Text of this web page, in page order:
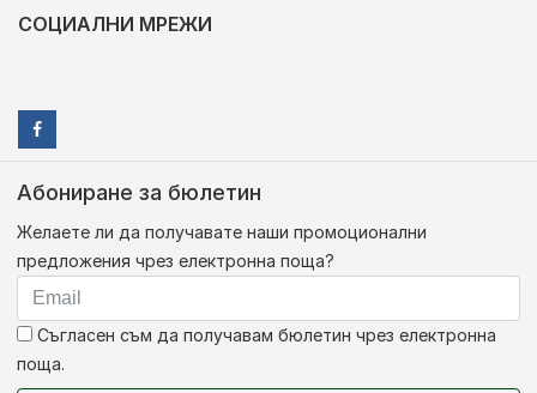
СОЦИАЛНИ МРЕЖИ
Абониране за бюлетин
Желаете ли да получавате наши промоционални
предложения чрез електронна поща?
Съгласен съм да получавам бюлетин чрез електронна
поща.